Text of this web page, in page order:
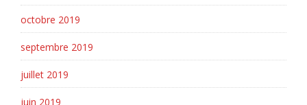
octobre 2019
septembre 2019
juillet 2019
juin 2019